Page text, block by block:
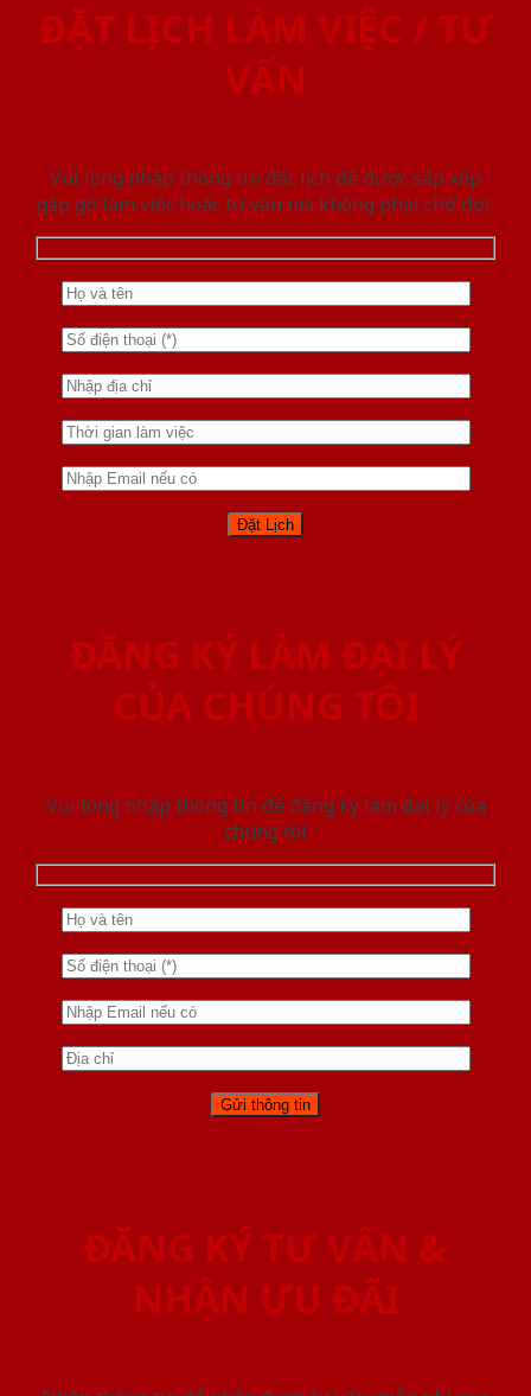
ĐẶT LỊCH LÀM VIỆC / TƯ
VẤN
Vui lòng nhập thông tin đặt lịch để được sắp xếp
gặp gỡ làm việc hoăc tư vấn mà không phải chờ đợi.
ĐĂNG KÝ LÀM ĐẠI LÝ
CỦA CHÚNG TÔI
Vui lòng nhập thông tin để đăng ký làm đại lý của
chúng tôi
ĐĂNG KÝ TƯ VẤN &
NHẬN ƯU ĐÃI